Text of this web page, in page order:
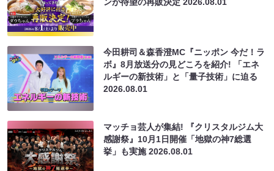
今田耕司＆森香澄MC『ニッポン 今だ！ラ
ボ』8月放送分の見どころを紹介! 「エネ
ルギーの新技術」と「量子技術」に迫る
2026.08.01
マッチョ芸人が集結! 『クリスタルジム大
感謝祭』10月1日開催「地獄の神7総選
挙」も実施2026.08.01